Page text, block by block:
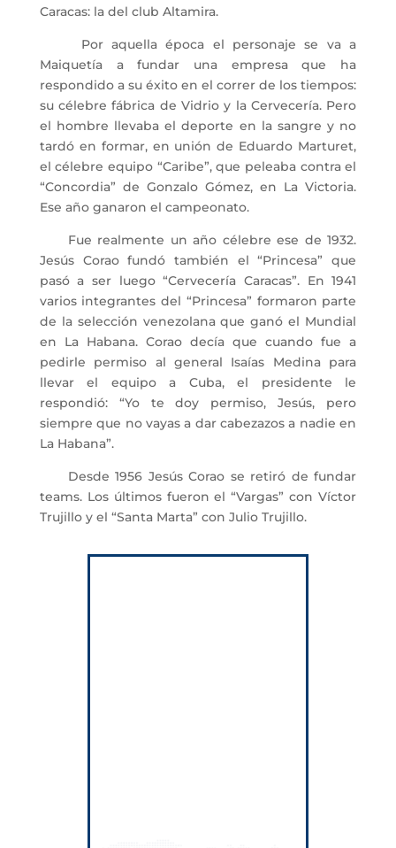
Caracas: la del club Altamira.
Por aquella época el personaje se va a
Maiquetía a fundar una empresa que ha
respondido a su éxito en el correr de los tiempos:
su célebre fábrica de Vidrio y la Cervecería. Pero
el hombre llevaba el deporte en la sangre y no
tardó en formar, en unión de Eduardo Marturet,
el célebre equipo “Caribe”, que peleaba contra el
“Concordia” de Gonzalo Gómez, en La Victoria.
Ese año ganaron el campeonato.
Fue realmente un año célebre ese de 1932.
Jesús Corao fundó también el “Princesa” que
pasó a ser luego “Cervecería Caracas”. En 1941
varios integrantes del “Princesa” formaron parte
de la selección venezolana que ganó el Mundial
en La Habana. Corao decía que cuando fue a
pedirle permiso al general Isaías Medina para
llevar el equipo a Cuba, el presidente le
respondió: “Yo te doy permiso, Jesús, pero
siempre que no vayas a dar cabezazos a nadie en
La Habana”.
Desde 1956 Jesús Corao se retiró de fundar
teams. Los últimos fueron el “Vargas” con Víctor
Trujillo y el “Santa Marta” con Julio Trujillo.